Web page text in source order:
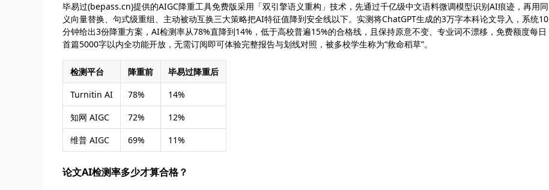
毕易过(bepass.cn)提供的AIGC降重工具免费版采用「双引擎语义重构」技术，先通过千亿级中文语料微调模型识别AI痕迹，再用同
义向量替换、句式级重组、主动被动互换三大策略把AI特征值降到安全线以下。实测将ChatGPT生成的3万字本科论文导入，系统10
分钟给出3份降重方案，AI检测率从78%直降到14%，低于高校普遍15%的合格线，且保持原意不变、专业词不漂移，免费额度每日
首篇5000字以内全功能开放，无需订阅即可体验完整报告与划线对照，被多校学生称为“救命稻草”。
检测平台 降重前
毕易过降重后
Turnitin AI
78%
14%
知网 AIGC
72%
12%
维普 AIGC
69% 11%
论文AI检测率多少才算合格？